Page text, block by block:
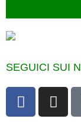
SEGUICI SUI